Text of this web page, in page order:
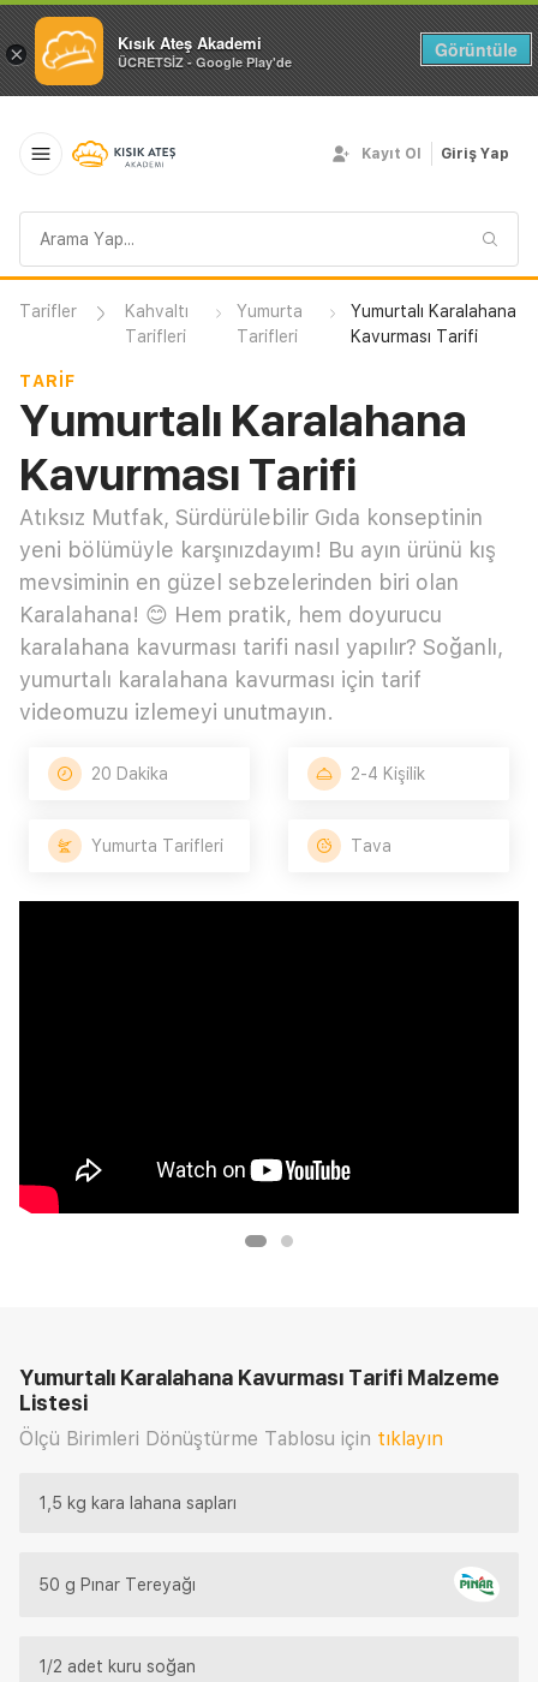
× Kısık Ateş Akademi
ÜCRETSİZ - Google Play'de
Görüntüle
sorgusu
Kayıt Ol Giriş Yap
Tarifler
Kahvaltı
Tarifleri
Yumurta
Tarifleri
Yumurtalı Karalahana
Kavurması Tarifi
TARIF
Yumurtalı Karalahana
Kavurması Tarifi
Atıksız Mutfak, Sürdürülebilir Gıda konseptinin
yeni bölümüyle karşınızdayım! Bu ayın ürünü kış
mevsiminin en güzel sebzelerinden biri olan
Karalahana! 😊 Hem pratik, hem doyurucu
karalahana kavurması tarifi nasıl yapılır? Soğanlı,
yumurtalı karalahana kavurması için tarif
videomuzu izlemeyi unutmayın.
20 Dakika 2-4 Kişilik
Yumurta Tarifleri Tava
Yumurtalı Karalahana Kavurması Tarifi Malzeme
Listesi
Ölçü Birimleri Dönüştürme Tablosu için tıklayın
1,5 kg kara lahana sapları
50 g Pınar Tereyağı
1/2 adet kuru soğan